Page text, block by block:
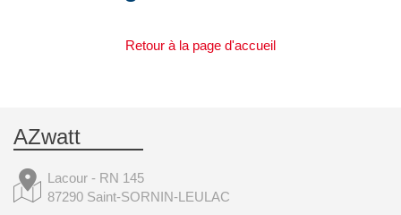
Retour à la page d'accueil
AZwatt
Lacour - RN 145
87290 Saint-SORNIN-LEULAC